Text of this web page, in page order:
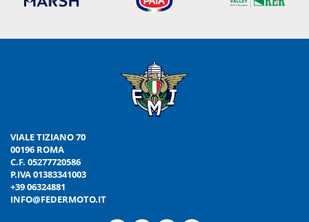
VIALE TIZIANO 70
00196 ROMA
C.F. 05277720586
P.IVA 01383341003
+39 06324881
INFO@FEDERMOTO.IT